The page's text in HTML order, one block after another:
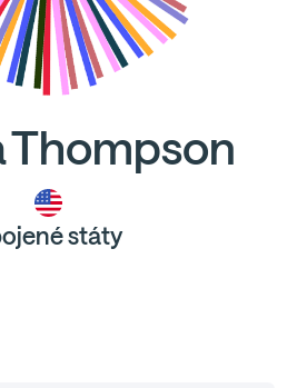
Thompson
státy